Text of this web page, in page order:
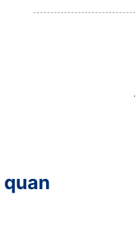
quan